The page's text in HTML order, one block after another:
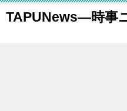
TAPUNews―時事